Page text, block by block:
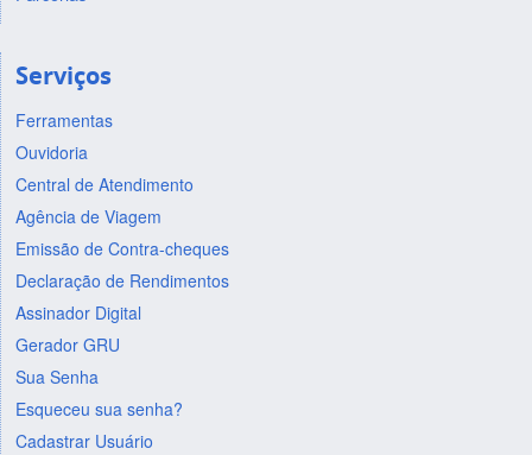
Serviços
Ferramentas
Ouvidoria
Central de Atendimento
Agência de Viagem
Emissão de Contra-cheques
Declaração de Rendimentos
Assinador Digital
Gerador GRU
Sua Senha
Esqueceu sua senha?
Cadastrar Usuário